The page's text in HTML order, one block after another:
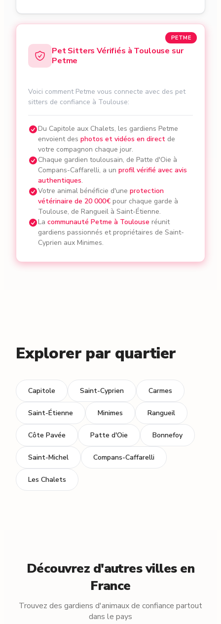
PETME
Pet Sitters Vérifiés à Toulouse sur
Petme
Voici comment Petme vous connecte avec des pet
sitters de confiance à Toulouse:
Du Capitole aux Chalets, les gardiens Petme
envoient des photos et vidéos en direct de
votre compagnon chaque jour.
Chaque gardien toulousain, de Patte d'Oie à
Compans-Caffarelli, a un profil vérifié avec avis
authentiques.
Votre animal bénéficie d'une protection
vétérinaire de 20 000€ pour chaque garde à
Toulouse, de Rangueil à Saint-Étienne.
La communauté Petme à Toulouse réunit
gardiens passionnés et propriétaires de Saint-
Cyprien aux Minimes.
Explorer par quartier
Capitole Saint-Cyprien Carmes
Saint-Étienne Minimes Rangueil
Côte Pavée Patte d'Oie Bonnefoy
Saint-Michel Compans-Caffarelli
Les Chalets
Découvrez d'autres villes en
France
Trouvez des gardiens d'animaux de confiance partout
dans le pays